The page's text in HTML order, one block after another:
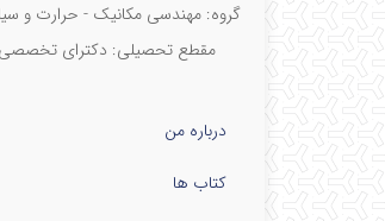
گروه: مهندسی مکانیک - حرارت و
مقطع تحصیلی: دکترای تخصصی
درباره من
کتاب ها